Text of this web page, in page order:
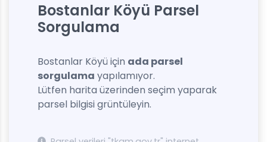
Bostanlar Köyü Parsel
Sorgulama
Bostanlar Köyü için ada parsel
sorgulama yapılamıyor.
Lütfen harita üzerinden seçim yaparak
parsel bilgisi grüntüleyin.